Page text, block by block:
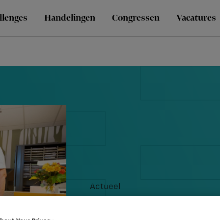
Handelingen Congressen Vacatures
Actueel
Het